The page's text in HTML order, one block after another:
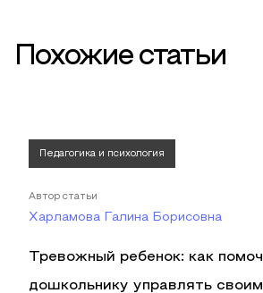
Похожие статьи
Педагогика и психология
Автор статьи
Харламова Галина Борисовна
Тревожный ребенок: как
дошкольнику управлять